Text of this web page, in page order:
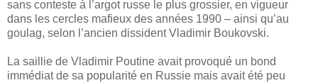
sans conteste à l’argot russe le plus grossier, en vigueur
dans les cercles mafieux des années 1990 – ainsi qu’au
goulag, selon l’ancien dissident Vladimir Boukovski.
La saillie de Vladimir Poutine avait provoqué un bond
immédiat de sa popularité en Russie mais avait été peu